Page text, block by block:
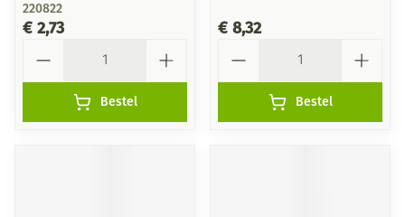
220822
€ 2,73
Bestel
€ 8,32
Bestel